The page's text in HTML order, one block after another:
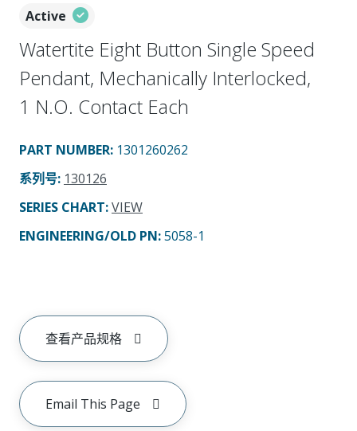
Active
Watertite Eight Button Single Speed
Pendant, Mechanically Interlocked,
1 N.O. Contact Each
PART NUMBER: 1301260262
系列号: 130126
SERIES CHART:VIEW
ENGINEERING/OLD PN:5058-1
查看产品规格
Email This Page